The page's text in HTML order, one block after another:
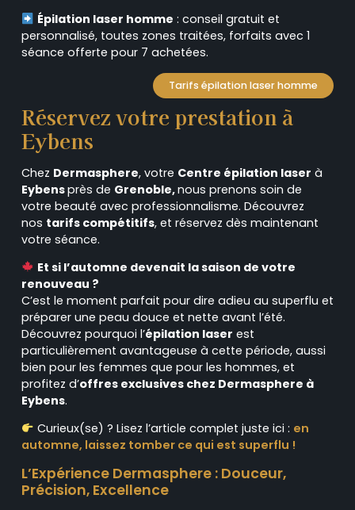
Épilation laser homme : conseil gratuit et
personnalisé, toutes zones traitées, forfaits avec 1
séance offerte pour 7 achetées.
Tarifs épilation laser homme
Réservez votre prestation à
Eybens
Chez Dermasphere, votre Centre épilation laser à
Eybensprès de Grenoble,nous prenons soin de
votre beauté avec professionnalisme. Découvrez
nos tarifs compétitifs, et réservez dès maintenant
votre séance.
Et si l’automne devenait la saison de votre
renouveau ?
C’est le moment parfait pour dire adieu au superflu et
préparer une peau douce et nette avant l’été.
Découvrez pourquoi l’épilation laser est
particulièrement avantageuse à cette période, aussi
bien pour les femmes que pour les hommes, et
profitez d’offres exclusives chez Dermasphere à
Eybens.
Curieux(se) ? Lisez l’article complet juste ici : en
automne, laissez tomber ce qui est superflu !
L’Expérience Dermasphere : Douceur,
Précision, Excellence